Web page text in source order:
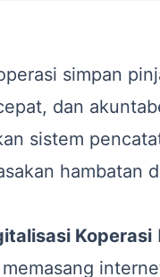
simpan
dan
sistem
hambatan
Koperasi